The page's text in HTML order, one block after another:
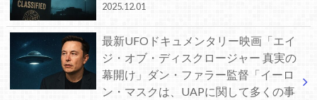
2025.12.01
最新UFOドキュメンタリー映画「エイ
ジ・オブ・ディスクロージャー 真実の
幕開け」ダン・ファラー監督「イーロ
ン・マスクは、UAPに関して多くの事